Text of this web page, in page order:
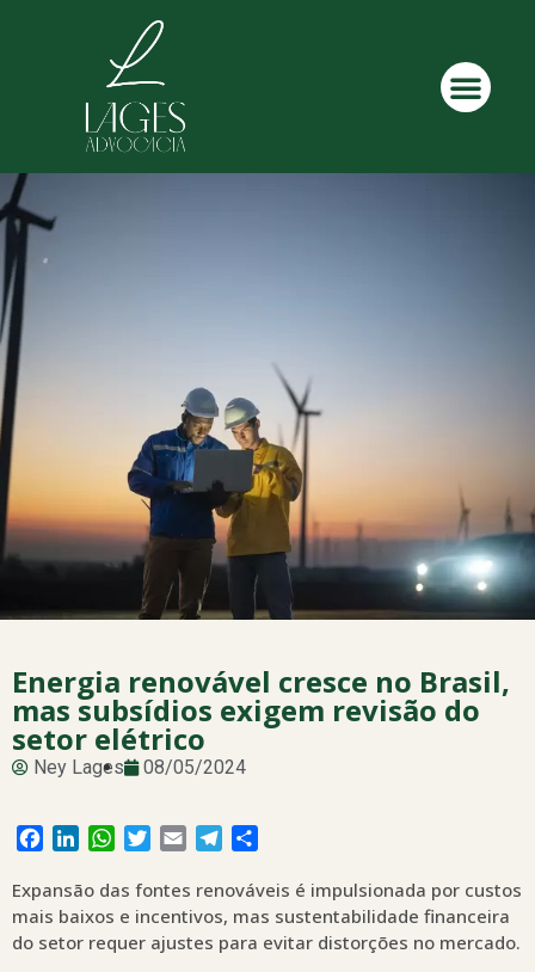
Energia renovável cresce no Brasil,
mas subsídios exigem revisão do
setor elétrico
Ney Lages 08/05/2024
Facebook
LinkedInWhatsApp
Twitter
Email Telegram
Expansão das fontes renováveis é impulsionada por custos
mais baixos e incentivos, mas sustentabilidade financeira
do setor requer ajustes para evitar distorções no mercado.